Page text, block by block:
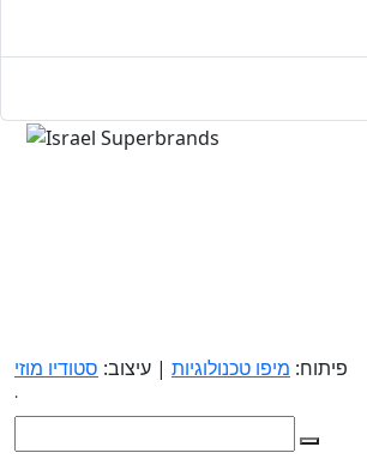
פיתוח: מיפו טכנולוגיות | עיצוב: סטודיו מוזי
.